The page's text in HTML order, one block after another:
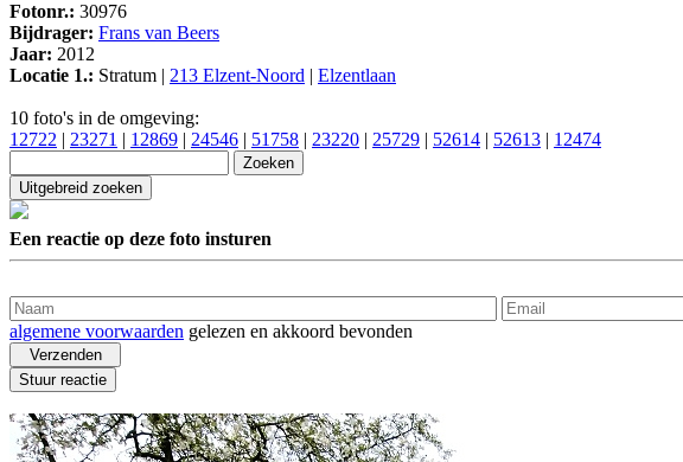
Fotonr.: 30976
Bijdrager: Frans van Beers
Jaar: 2012
Locatie 1.: Stratum | 213 Elzent-Noord Elzentlaan
10 foto's in de omgeving:
12722
23271 12869 24546 51758 23220 25729 52614 52613 12474
Een reactie op deze foto insturen
algemene voorwaarden gelezen en akkoord bevonden